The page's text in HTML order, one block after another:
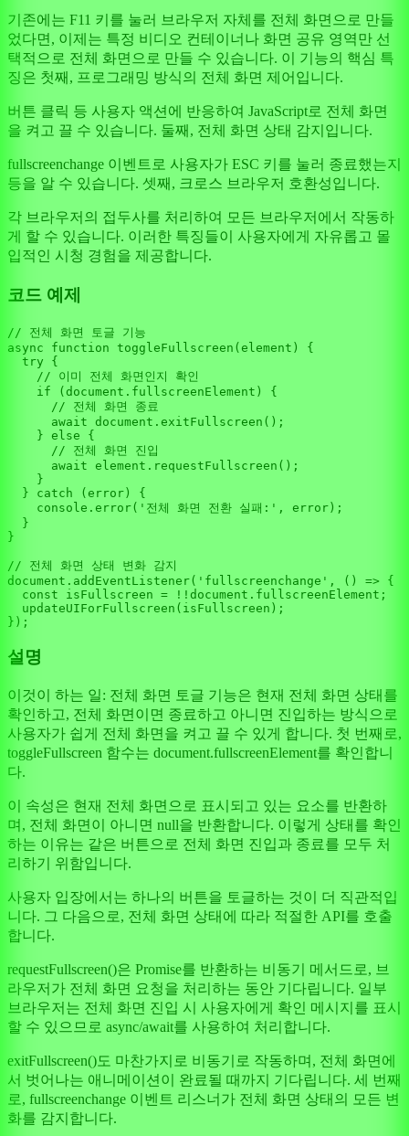
기존에는 F11 키를 눌러 브라우저 자체를 전체 화면으로 만들
었다면, 이제는 특정 비디오 컨테이너나 화면 공유 영역만 선
택적으로 전체 화면으로 만들 수 있습니다. 이 기능의 핵심 특
징은 첫째, 프로그래밍 방식의 전체 화면 제어입니다.
버튼 클릭 등 사용자 액션에 반응하여 JavaScript로 전체 화면
을 켜고 끌 수 있습니다. 둘째, 전체 화면 상태 감지입니다.
fullscreenchange 이벤트로 사용자가 ESC 키를 눌러 종료했는지
등을 알 수 있습니다. 셋째, 크로스 브라우저 호환성입니다.
각 브라우저의 접두사를 처리하여 모든 브라우저에서 작동하
게 할 수 있습니다. 이러한 특징들이 사용자에게 자유롭고 몰
입적인 시청 경험을 제공합니다.
코드 예제
// 전체 화면 토글 기능
async
function toggleFullscreen ( element ) {
try {
// 이미 전체 화면인지 확인
if (document . fullscreenElement ) {
// 전체 화면 종료
await document . exitFullscreen ();
    }
else {
// 전체 화면 진입
await element. requestFullscreen ();
    }
  }
catch (error) {
console . error( '전체 화면 전환 실패:' , error);
  }
}
// 전체 화면 상태 변화 감지
document . addEventListener( 'fullscreenchange' , () => {
const isFullscreen = !! document . fullscreenElement ;
updateUIForFullscreen (isFullscreen);
설명
이것이 하는 일: 전체 화면 토글 기능은 현재 전체 화면 상태를
확인하고, 전체 화면이면 종료하고 아니면 진입하는 방식으로
사용자가 쉽게 전체 화면을 켜고 끌 수 있게 합니다. 첫 번째로,
toggleFullscreen 함수는 document.fullscreenElement를 확인합니
다.
이 속성은 현재 전체 화면으로 표시되고 있는 요소를 반환하
며, 전체 화면이 아니면 null을 반환합니다. 이렇게 상태를 확인
하는 이유는 같은 버튼으로 전체 화면 진입과 종료를 모두 처
리하기 위함입니다.
사용자 입장에서는 하나의 버튼을 토글하는 것이 더 직관적입
니다. 그 다음으로, 전체 화면 상태에 따라 적절한 API를 호출
합니다.
requestFullscreen()은 Promise를 반환하는 비동기 메서드로, 브
라우저가 전체 화면 요청을 처리하는 동안 기다립니다. 일부
브라우저는 전체 화면 진입 시 사용자에게 확인 메시지를 표시
할 수 있으므로 async/await를 사용하여 처리합니다.
exitFullscreen()도 마찬가지로 비동기로 작동하며, 전체 화면에
서 벗어나는 애니메이션이 완료될 때까지 기다립니다. 세 번째
로, fullscreenchange 이벤트 리스너가 전체 화면 상태의 모든 변
화를 감지합니다.